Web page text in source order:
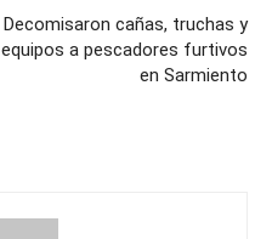
Decomisaron cañas, truchas y
equipos a pescadores furtivos
en Sarmiento